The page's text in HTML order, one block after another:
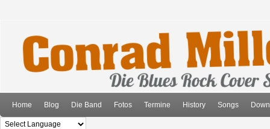
Home Blog Die Band Fotos Termine History Songs